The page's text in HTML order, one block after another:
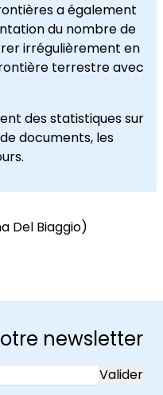
a également
du nombre de
irrégulièrement en
terrestreavec
desstatistiques sur
documents, les
Del Biaggio)
newsletter